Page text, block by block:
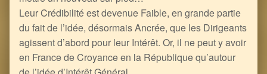
Leur Crédibilité est devenue Faible, en grande partie
du fait de l’idée, désormais Ancrée, que les Dirigeants
agissent d’abord pour leur Intérêt. Or, il ne peut y avoir
en France de Croyance en la République qu’autour